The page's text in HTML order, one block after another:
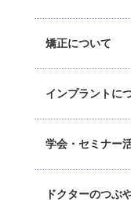
矯正について
インプラントに
学会・セミナー
ドクターのつぶ